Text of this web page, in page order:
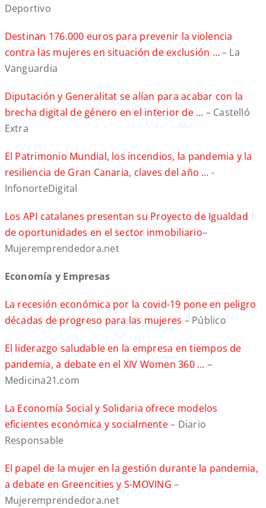
Deportivo
Destinan 176.000 euros para prevenir la violencia
contra las mujeres en situación de exclusión …– La
Vanguardia
Diputación y Generalitat se alían para acabar con la
brecha digital de género en el interior de … – Castelló
Extra
El Patrimonio Mundial, los incendios, la pandemia y la
resiliencia de Gran Canaria, claves del año … -
InfonorteDigital
Los API catalanes presentan su Proyecto de Igualdad
de oportunidades en el sector inmobiliario–
Mujeremprendedora.net
Economía y Empresas
La recesión económica por la covid-19 pone en peligro
décadas de progreso para las mujeres – Público
El liderazgo saludable en la empresa en tiempos de
pandemia, a debate en el XIV Women 360 … –
Medicina21.com
La Economía Social y Solidaria ofrece modelos
eficientes económica y socialmente– Diario
Responsable
El papel de la mujer en la gestión durante la pandemia,
a debate en Greencities y S-MOVING –
Mujeremprendedora.net